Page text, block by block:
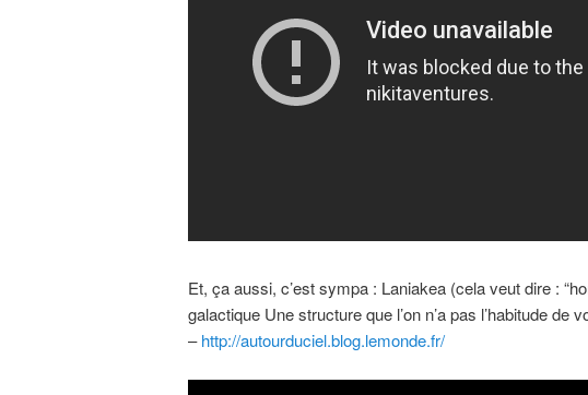
Et, ça aussi, c’est sympa : Laniakea (cela veut dire :
galactique Une structure que l’on n’a pas l’habitude de
–http://autourduciel.blog.lemonde.fr/